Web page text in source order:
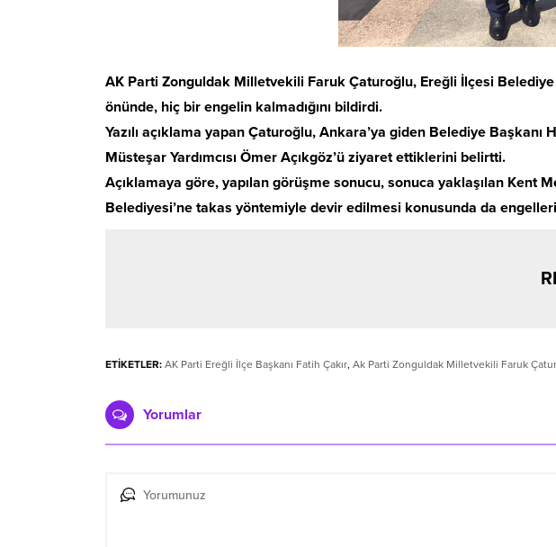
AK Parti Zonguldak Milletvekili Faruk Çaturoğlu, Ereğli İlçesi Belediye
önünde, hiç bir engelin kalmadığını bildirdi.
Yazılı açıklama yapan Çaturoğlu, Ankara’ya giden Belediye
Müsteşar Yardımcısı Ömer Açıkgöz’ü ziyaret ettiklerini belirtti.
Açıklamaya göre, yapılan görüşme sonucu, sonuca yaklaşılan Kent
Belediyesi’ne takas yöntemiyle devir edilmesi konusunda da
ETİKETLER: AK Parti Ereğli İlçe Başkanı Fatih Çakır, Ak Parti Zonguldak Milletvekili Faruk
Yorumlar